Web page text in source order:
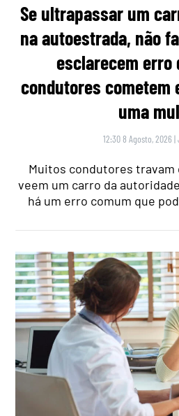
Se ultrapassar um
na autoestrada, não
esclarecem erro
condutores cometem
uma
12:30 8 Agosto, 2026 |
Muitos condutores travam
veem um carro da
há um erro comum que